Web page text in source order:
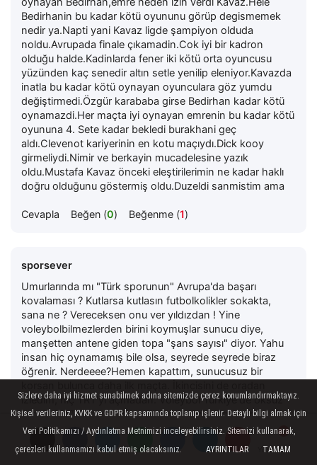
Yorumlar
Yorumlar
Yorumlar
Bedirhanin bu kadar kötü oyununu görüp degismemek
nedir ya.Napti yani Kavaz ligde şampiyon olduda
noldu.Avrupada finale çıkamadin.Cok iyi bir kadron
olduğu halde.Kadinlarda fener iki kötü orta oyuncusu
yüzünden kaç senedir altın setle yenilip eleniyor.Kavazda
inatla bu kadar kötü oynayan oyunculara göz yumdu
değiştirmedi.Özgür karababa girse Bedirhan kadar kötü
oynamazdi.Her maçta iyi oynayan emrenin bu kadar kötü
oyununa 4. Sete kadar bekledi burakhani geç
aldı.Clevenot kariyerinin en kotu maçıydı.Dick kooy
girmeliydi.Nimir ve berkayin mucadelesine yazık
oldu.Mustafa Kavaz önceki eleştirilerimin ne kadar haklı
doğru olduğunu göstermiş oldu.Duzeldi sanmistim ama
Cevapla Beğen (0) Beğenme (1)
sporsever
Umurlarında mı "Türk sporunun" Avrupa'da başarı
kovalaması ? Kutlarsa kutlasın futbolkolikler sokakta,
sana ne ? Vereceksen onu ver yıldızdan ! Yine
voleybolbilmezlerden birini koymuşlar sunucu diye,
manşetten antene giden topa "şans sayısı" diyor. Yahu
insan hiç oynamamış bile olsa, seyrede seyrede biraz
öğrenir. Nerdeeee?Hemen kapattım, sunucusuz bir
izledim, hiç TRT'yi açmadan. Voleybol Türkiye'de öksüz
branş, bir TV kanalı bile yok doğrudürüst ilgilenen,
voleybolseverlerin ciddiye alacağı. Oysa basketbol
euroleague uğruna ne ihaleler ne "savaşlar" var, kazanan
tarafın başkanlığını yaptığı kulüp bile güpegündüz
Sizlere daha iyi hizmet sunabilmek adına sitemizde çerez konumlandırmaktayız.
Kişisel verileriniz, KVKK ve GDPR kapsamında toplanıp işlenir. Detaylı bilgi almak için
Veri Politikamızı / Aydınlatma Metnimizi inceleyebilirsiniz. Sitemizi kullanarak,
çerezleri kullanmamızı kabul etmiş olacaksınız.
AYRINTILAR TAMAM